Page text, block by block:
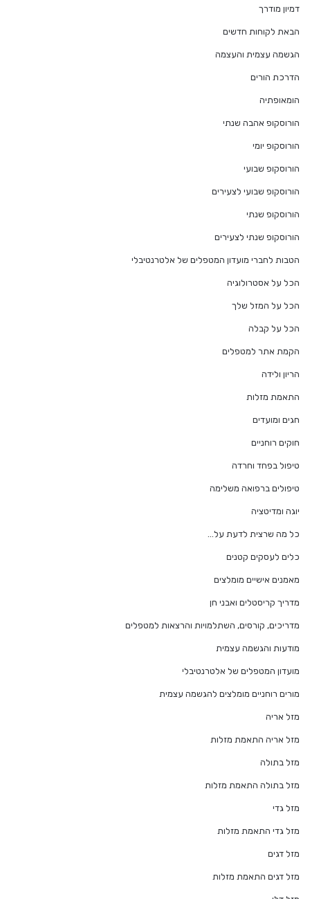
דמיון מודרך
הבאת לקוחות חדשים
הגשמה עצמית והעצמה
הדרכת הורים
הומאופתיה
הורוסקופ אהבה שנתי
הורוסקופ יומי
הורוסקופ שבועי
הורוסקופ שבועי לצעירים
הורוסקופ שנתי
הורוסקופ שנתי לצעירים
הטבות לחברי מועדון המטפלים של אלטרנטיבלי
הכל על אסטרולוגיה
הכל על המזל שלך
הכל על קבלה
הקמת אתר למטפלים
הריון ולידה
התאמת מזלות
חגים ומועדים
חוקים רוחניים
טיפול בפחד וחרדה
טיפולים ברפואה משלימה
יוגה ומדיטציה
כל מה שרצית לדעת על…
כלים לעסקים קטנים
מאמנים אישיים מומלצים
מדריך קריסטלים ואבני חן
מדריכים, קורסים, השתלמויות והרצאות למטפלים
מודעות והגשמה עצמית
מועדון המטפלים של אלטרנטיבלי
מורים רוחניים מומלצים להגשמה עצמית
מזל אריה
מזל אריה התאמת מזלות
מזל בתולה
מזל בתולה התאמת מזלות
מזל גדי
מזל גדי התאמת מזלות
מזל דגים
מזל דגים התאמת מזלות